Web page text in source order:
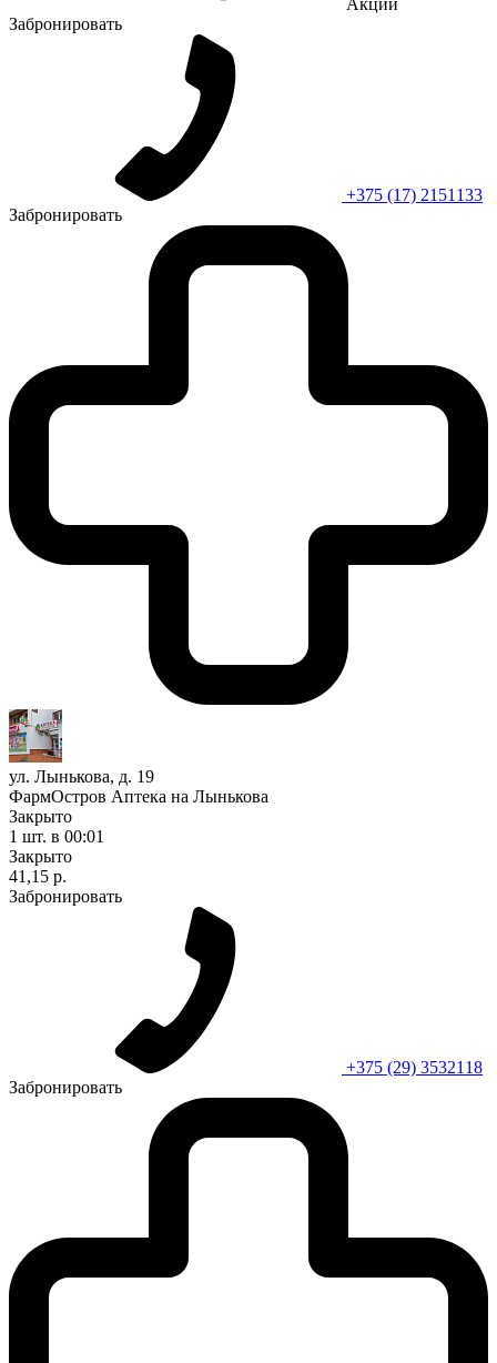
Забронировать
+375 (17) 2151133
Забронировать
ул. Лынькова, д. 19
ФармОстров Аптека на Лынькова
Закрыто
1 шт. в 00:01
Закрыто
41,15 р.
Забронировать
+375 (29) 3532118
Забронировать